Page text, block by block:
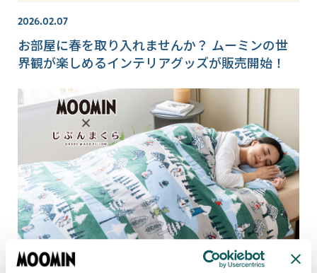
2026.02.07
お部屋に春を取り入れませんか？ ムーミンの世
界観が楽しめるインテリアグッズが販売開始！